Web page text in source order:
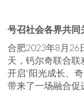
号召社会各界共同
合肥2023年8月26
天，钙尔奇联合联
开启“阳光成长、
带来了一场融合促